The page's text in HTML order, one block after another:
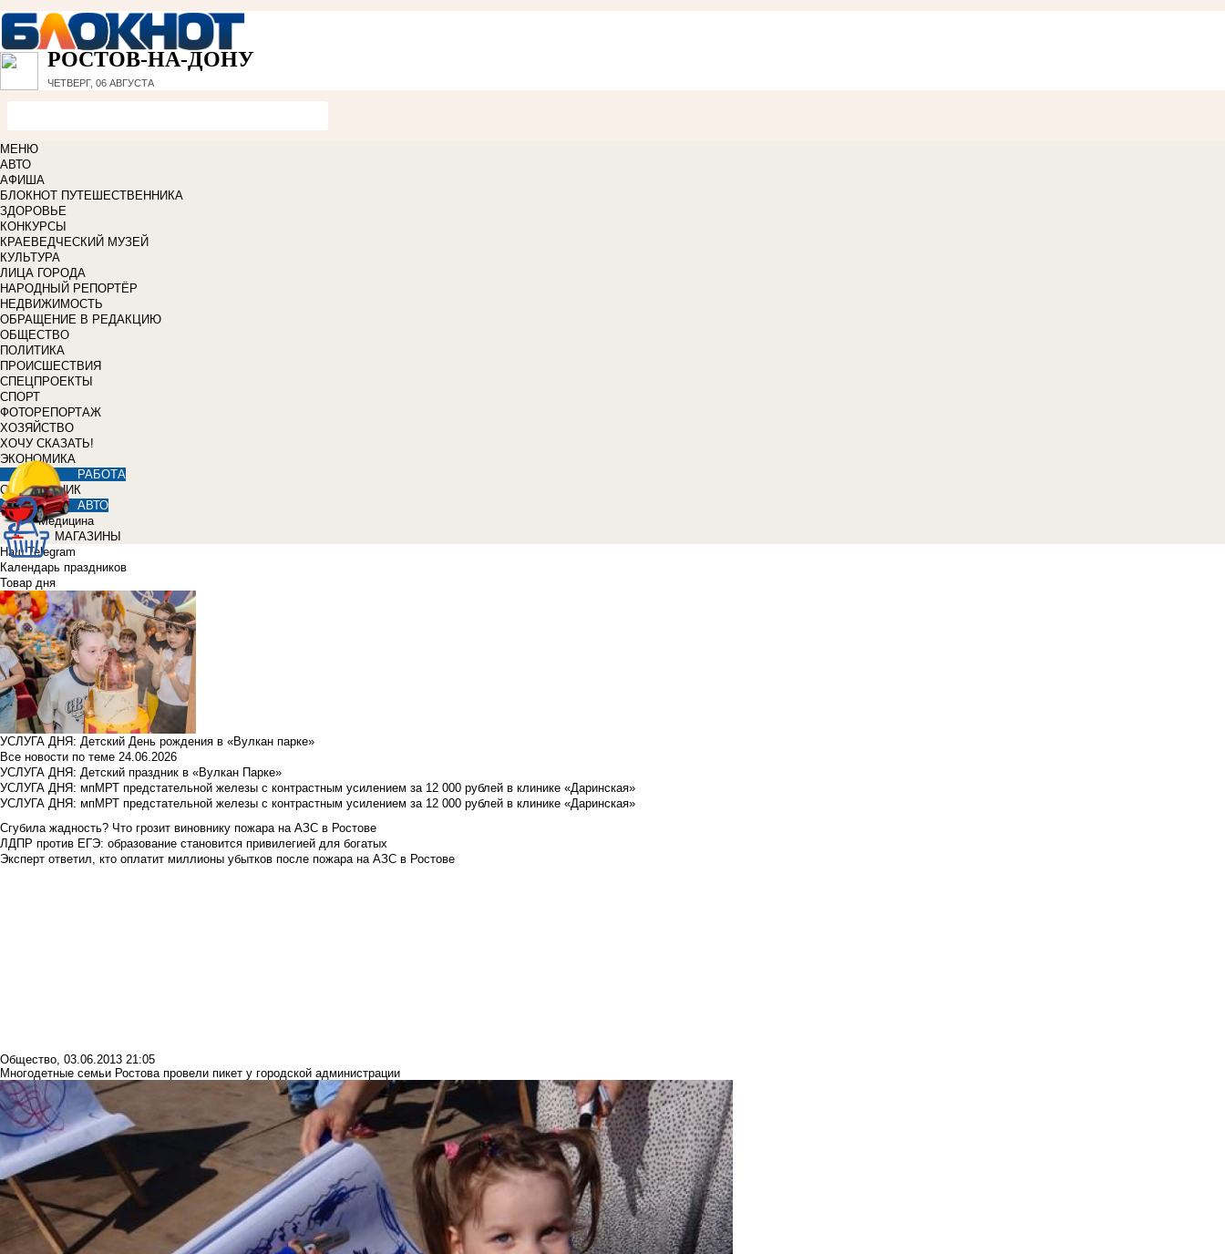
РОСТОВ-НА-ДОНУ
ЧЕТВЕРГ, 06 АВГУСТА
МЕНЮ
АВТО
АФИША
БЛОКНОТ ПУТЕШЕСТВЕННИКА
ЗДОРОВЬЕ
КОНКУРСЫ
КРАЕВЕДЧЕСКИЙ МУЗЕЙ
КУЛЬТУРА
ЛИЦА ГОРОДА
НАРОДНЫЙ РЕПОРТЁР
НЕДВИЖИМОСТЬ
ОБРАЩЕНИЕ В РЕДАКЦИЮ
ОБЩЕСТВО
ПОЛИТИКА
ПРОИСШЕСТВИЯ
СПЕЦПРОЕКТЫ
СПОРТ
ФОТОРЕПОРТАЖ
ХОЗЯЙСТВО
ХОЧУ СКАЗАТЬ!
ЭКОНОМИКА
РАБОТА
СПРАВОЧНИК
АВТО
Медицина
МАГАЗИНЫ
Наш Telegram
Календарь праздников
Товар дня
УСЛУГА ДНЯ: Детский День рождения в «Вулкан парке»
Все новости по теме 24.06.2026
УСЛУГА ДНЯ: Детский праздник в «Вулкан Парке»
УСЛУГА ДНЯ: мпМРТ предстательной железы с контрастным усилением за 12 000 рублей в клинике «Даринская»
УСЛУГА ДНЯ: мпМРТ предстательной железы с контрастным усилением за 12 000 рублей в клинике «Даринская»
Сгубила жадность? Что грозит виновнику пожара на АЗС в Ростове
ЛДПР против ЕГЭ: образование становится привилегией для богатых
Эксперт ответил, кто оплатит миллионы убытков после пожара на АЗС в Ростове
Общество, 03.06.2013 21:05
Многодетные семьи Ростова провели пикет у городской администрации